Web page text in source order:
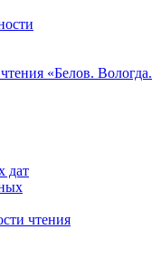
«Белов. Вологда.
дат
чтения